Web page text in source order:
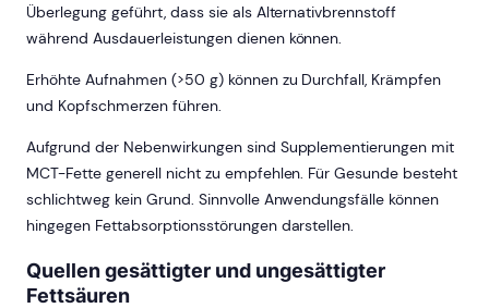
Überlegung geführt, dass sie als Alternativbrennstoff
während Ausdauerleistungen dienen können.
Erhöhte Aufnahmen (>50 g) können zu Durchfall, Krämpfen
und Kopfschmerzen führen.
Aufgrund der Nebenwirkungen sind Supplementierungen mit
MCT-Fette generell nicht zu empfehlen. Für Gesunde besteht
schlichtweg kein Grund. Sinnvolle Anwendungsfälle können
hingegen Fettabsorptionsstörungen darstellen.
Quellen gesättigter und ungesättigter
Fettsäuren